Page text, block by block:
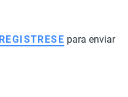
REGISTRESE para enviar